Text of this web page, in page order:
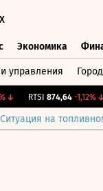
Экономика
управления Город
↓ RTSI 874,64 -1,12%↓
Ситуация на